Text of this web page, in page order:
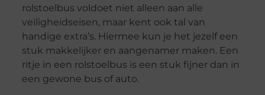
rolstoelbus voldoet niet alleen aan alle
veiligheidseisen, maar kent ook tal van
handige extra’s. Hiermee kun je het jezelf een
stuk makkelijker en aangenamer maken. Een
ritje in een rolstoelbus is een stuk fijner dan in
een gewone bus of auto.